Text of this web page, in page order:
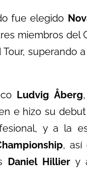
fue elegido
miembros del
superando
Ludvig Åberg
e hizo su
y a la
, así
Daniel Hillier y